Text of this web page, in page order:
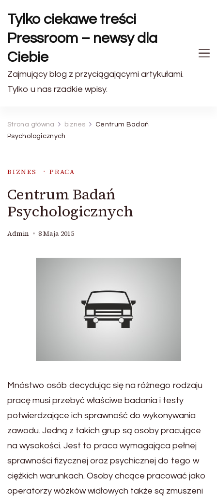
Tylko ciekawe treści
Pressroom – newsy dla
Ciebie
Zajmujący blog z przyciągającymi artykułami.
Tylko u nas rzadkie wpisy.
Strona główna biznes
Centrum Badań
Psychologicznych
BIZNES PRACA
Centrum Badań
Psychologicznych
Admin 8 Maja 2015
Mnóstwo osób decydując się na różnego rodzaju
pracę musi przebyć właściwe badania i testy
potwierdzające ich sprawność do wykonywania
zawodu. Jedną z takich grup są osoby pracujące
na wysokości. Jest to praca wymagająca pełnej
sprawności fizycznej oraz psychicznej do tego w
ciężkich warunkach. Osoby chcące pracować jako
operatorzy wózków widłowych także są zmuszeni